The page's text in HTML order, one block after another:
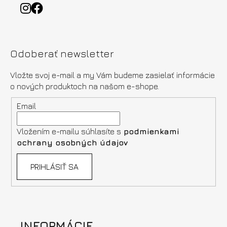
Odoberať newsletter
Vložte svoj e-mail a my Vám budeme zasielať informácie
o nových produktoch na našom e-shope.
Email
Vložením e-mailu súhlasíte s podmienkami
ochrany osobných údajov
PRIHLÁSIŤ SA